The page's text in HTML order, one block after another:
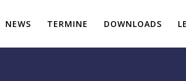
NEWS TERMINE DOWNLOADS